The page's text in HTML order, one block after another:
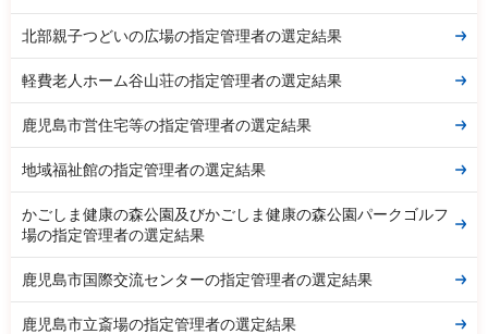
北部親子つどいの広場の指定管理者の選定結果
軽費老人ホーム谷山荘の指定管理者の選定結果
鹿児島市営住宅等の指定管理者の選定結果
地域福祉館の指定管理者の選定結果
かごしま健康の森公園及びかごしま健康の森公園パークゴルフ
場の指定管理者の選定結果
鹿児島市国際交流センターの指定管理者の選定結果
鹿児島市立斎場の指定管理者の選定結果